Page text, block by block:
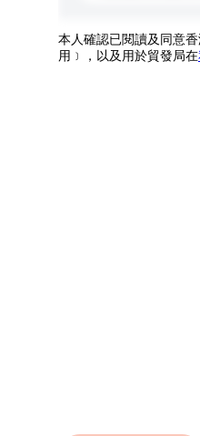
本人確認已閱讀及同意
用﹞，以及用於貿發局在